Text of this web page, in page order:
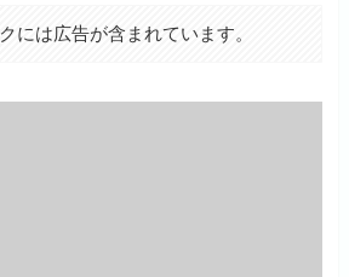
には広告が含まれています。